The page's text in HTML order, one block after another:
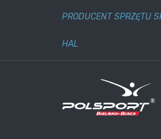
PRODUCENT SPRZĘTU
HAL